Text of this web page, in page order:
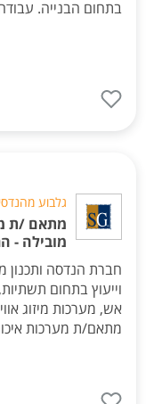
בתחום הבנייה.
גלבוע
מתאם /ת
מובילה -
חברת הנדסה ותכנון
וייעוץ בתחום
מתאם/ת מערכות